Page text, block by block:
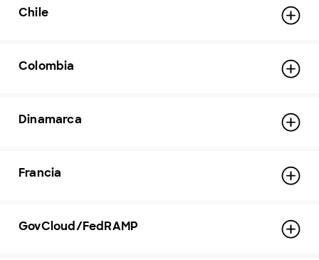
Chile
Colombia
Dinamarca
Francia
GovCloud/FedRAMP